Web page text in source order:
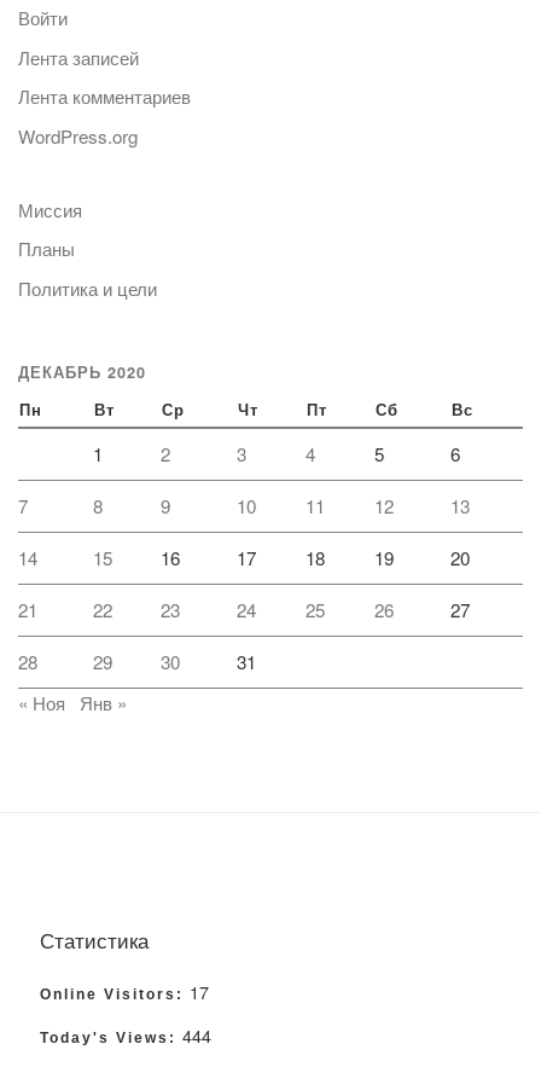
Войти
Лента записей
Лента комментариев
WordPress.org
Миссия
Планы
Политика и цели
ДЕКАБРЬ 2020
Пн Вт Ср Чт Пт Сб Вс
1 2 3 4 5 6
7 8 9 10 11 12 13
14 15 16 17 18 19 20
21 22 23 24 25 26 27
28 29 30
31
« Ноя
Янв »
Статистика
Online Visitors: 17
Today's Views: 444